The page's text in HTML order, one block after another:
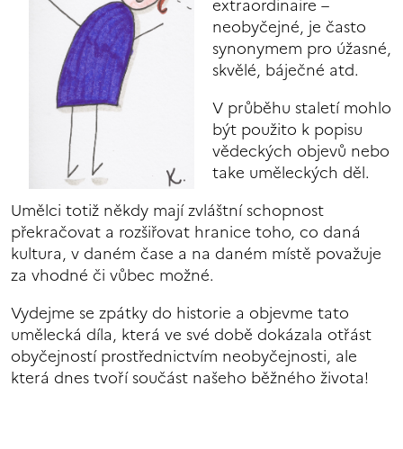
extraordinaire –
neobyčejné, je často
synonymem pro úžasné,
skvělé, báječné atd.
V průběhu staletí mohlo
být použito k popisu
vědeckých objevů nebo
take uměleckých děl.
Umělci totiž někdy mají zvláštní schopnost
překračovat a rozšiřovat hranice toho, co daná
kultura, v daném čase a na daném místě považuje
za vhodné či vůbec možné.
Vydejme se zpátky do historie a objevme tato
umělecká díla, která ve své době dokázala otřást
obyčejností prostřednictvím neobyčejnosti, ale
která dnes tvoří součást našeho běžného života!